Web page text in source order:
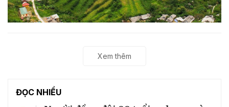
Xem thêm
ĐỌC NHIỀU